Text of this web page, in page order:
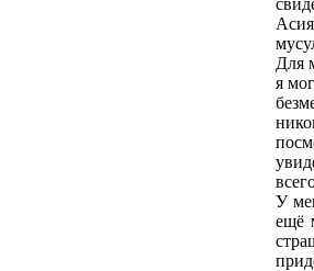
Для
я
У
ещё